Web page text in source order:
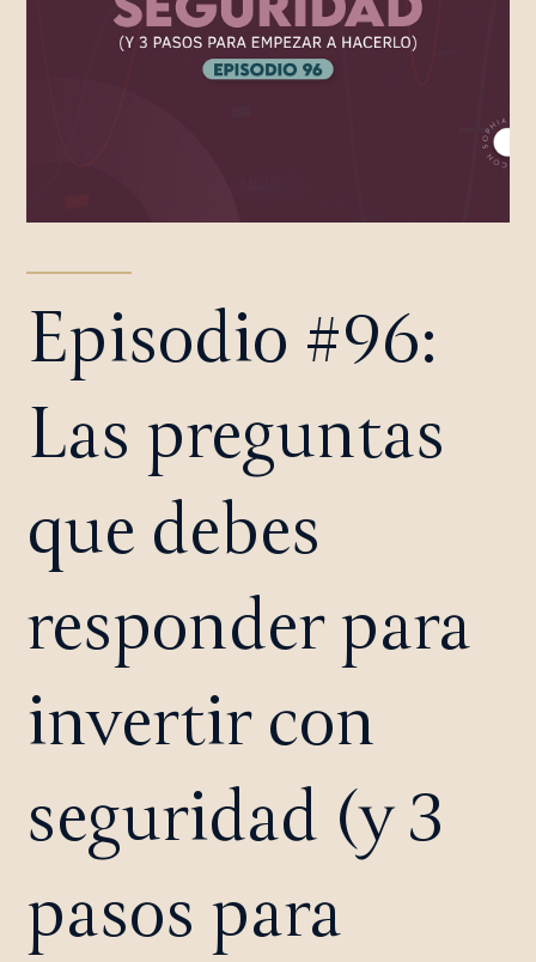
Episodio #96:
Las preguntas
que debes
responder para
invertir con
seguridad (y 3
pasos para